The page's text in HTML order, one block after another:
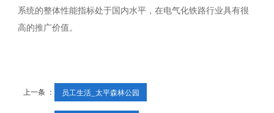
系统的整体性能指标处于国内水平，在电气化铁路行业具有很
高的推广价值。
上一条 ： 员工生活_太平森林公园